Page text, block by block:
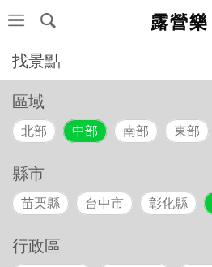
露營樂
找景點
區域
北部 中部 南部 東部
縣市
苗栗縣 台中市 彰化縣
行政區